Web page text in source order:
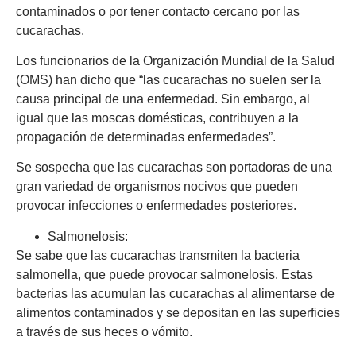
contaminados o por tener contacto cercano por las
cucarachas.
Los funcionarios de la Organización Mundial de la Salud
(OMS) han dicho que “las cucarachas no suelen ser la
causa principal de una enfermedad. Sin embargo, al
igual que las moscas domésticas, contribuyen a la
propagación de determinadas enfermedades”.
Se sospecha que las cucarachas son portadoras de una
gran variedad de organismos nocivos que pueden
provocar infecciones o enfermedades posteriores.
Salmonelosis:
Se sabe que las cucarachas transmiten la bacteria
salmonella, que puede provocar salmonelosis. Estas
bacterias las acumulan las cucarachas al alimentarse de
alimentos contaminados y se depositan en las superficies
a través de sus heces o vómito.